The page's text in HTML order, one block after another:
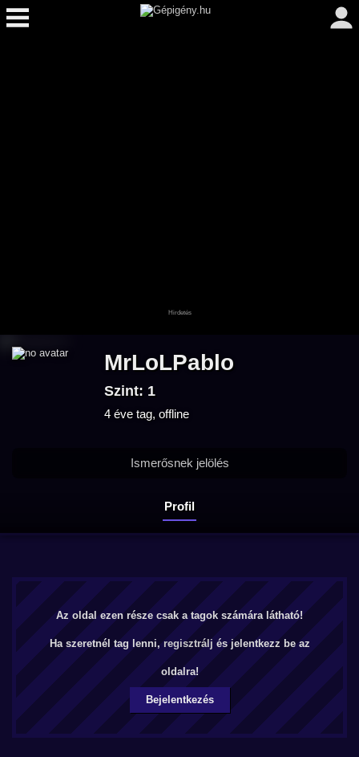
MrLoLPablo
Szint: 1
4 éve tag, offline
Profil
Ismerősnek jelölés
Az oldal ezen része csak a tagok számára látható!
Ha szeretnél tag lenni, regisztrálj és jelentkezz be az
oldalra!
Bejelentkezés